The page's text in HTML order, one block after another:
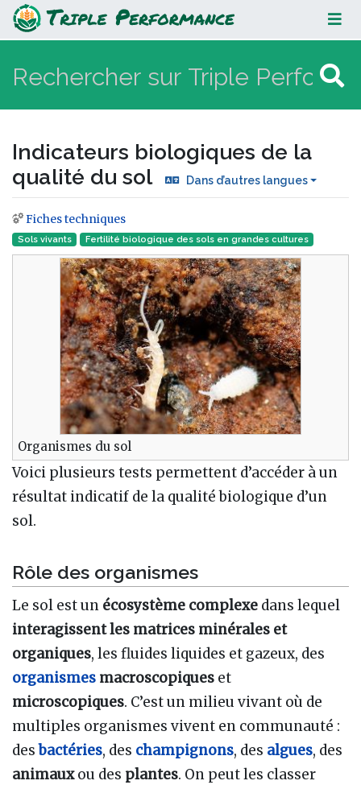
Indicateurs biologiques de la
qualité du sol
Indicateurs biologiques de la
qualité du sol
Dans d’autres langues
Aller à :navigation
Fiches techniques
Sols vivants Fertilité biologique des sols en grandes cultures
Organismes du sol
Voici plusieurs tests permettent d’accéder à un
résultat indicatif de la qualité biologique d’un
sol.
Rôle des organismes
Le sol est un écosystème complexe dans lequel
interagissent les matrices minérales et
organiques, les fluides liquides et gazeux, des
organismes macroscopiques et
microscopiques. C’est un milieu vivant où de
multiples organismes vivent en communauté :
desbactéries, des champignons, des algues, des
animauxou des plantes. On peut les classer